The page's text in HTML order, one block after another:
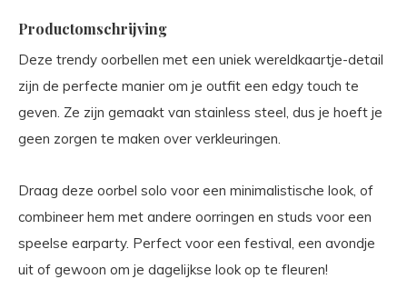
Productomschrijving
Deze trendy oorbellen met een uniek wereldkaartje-detail
zijn de perfecte manier om je outfit een edgy touch te
geven. Ze zijn gemaakt van stainless steel, dus je hoeft je
geen zorgen te maken over verkleuringen.
Draag deze oorbel solo voor een minimalistische look, of
combineer hem met andere oorringen en studs voor een
speelse earparty. Perfect voor een festival, een avondje
uit of gewoon om je dagelijkse look op te fleuren!